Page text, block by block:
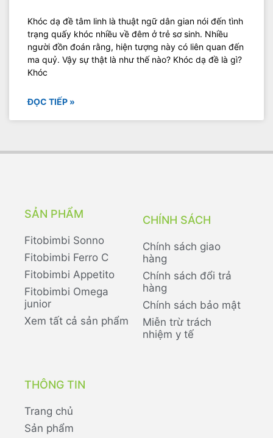
Khóc dạ đề tâm linh là thuật ngữ dân gian nói đến tình
trạng quấy khóc nhiều về đêm ở trẻ sơ sinh. Nhiều
người đồn đoán rằng, hiện tượng này có liên quan đến
ma quỷ. Vậy sự thật là như thế nào? Khóc dạ đề là gì?
Khóc
ĐỌC TIẾP »
SẢN PHẨM
Fitobimbi Sonno
Fitobimbi Ferro C
Fitobimbi Appetito
Fitobimbi Omega
junior
Xem tất cả sản phẩm
CHÍNH SÁCH
Chính sách giao
hàng
Chính sách đổi trả
hàng
Chính sách bảo mật
Miễn trừ trách
nhiệm y tế
THÔNG TIN
Trang chủ
Sản phẩm